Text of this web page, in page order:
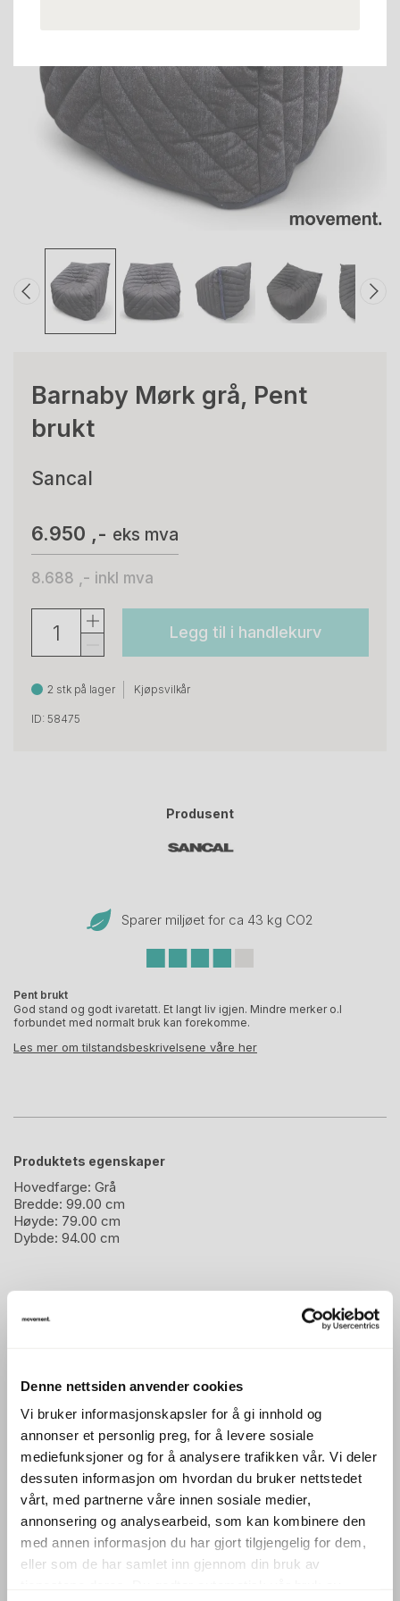
Denne nettsiden anvender cookies
Vi bruker informasjonskapsler for å gi innhold og
annonser et personlig preg, for å levere sosiale
mediefunksjoner og for å analysere trafikken vår. Vi deler
dessuten informasjon om hvordan du bruker nettstedet
vårt, med partnerne våre innen sosiale medier,
annonsering og analysearbeid, som kan kombinere den
med annen informasjon du har gjort tilgjengelig for dem,
eller som de har samlet inn gjennom din bruk av
Barnaby Mørk grå, Pent
brukt
Sancal
6.950 ,- eks mva
8.688 ,- inkl mva
Legg til i handlekurv
2 stk på lager Kjøpsvilkår
ID: 58475
Produsent
Sparer miljøet for ca 43 kg CO2
Pent brukt
God stand og godt ivaretatt. Et langt liv igjen. Mindre merker o.l
forbundet med normalt bruk kan forekomme.
Les mer om tilstandsbeskrivelsene våre her
Produktets egenskaper
Hovedfarge: Grå
Bredde: 99.00 cm
Høyde: 79.00 cm
Dybde: 94.00 cm
Gilles Belley for Sancal.
Produsent: Sancal
Sancal er et spansk møbelmerke kjent for sitt innovative
design og bærekraftige tilnærming. Med et sterkt
engasjement for miljøet bruker Sancal resirkulerte
materialer og ansvarlige produksjonsmetoder i sine
produkter. Merket samarbeider med ledende designere
som Patricia Urquiola og Yonoh Studio for å skape